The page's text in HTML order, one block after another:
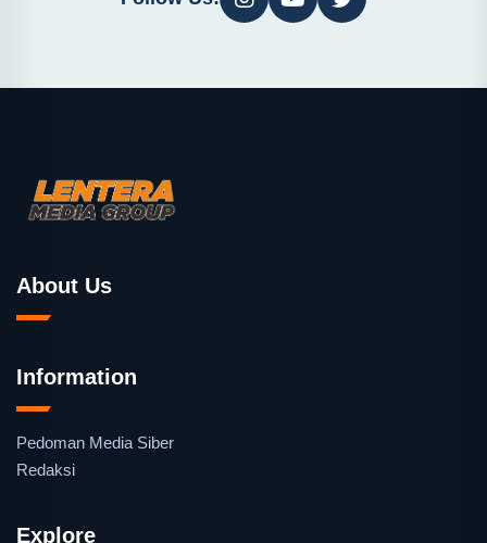
About Us
Information
Pedoman Media Siber
Redaksi
Explore